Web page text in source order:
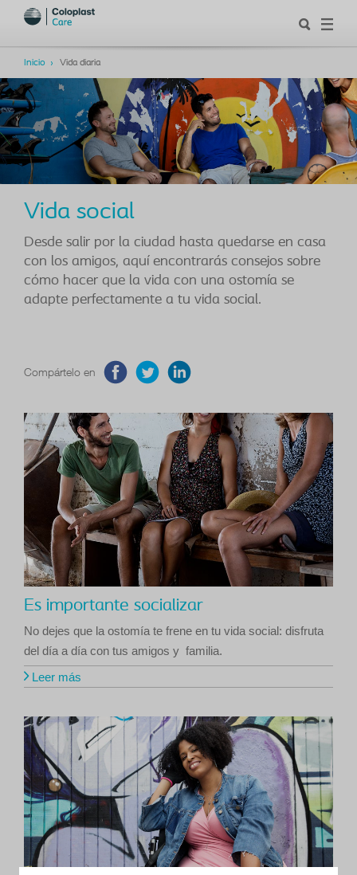
Inicio Vida diaria
Vida social
Desde salir por la ciudad hasta quedarse en casa
con los amigos, aquí encontrarás consejos sobre
cómo hacer que la vida con una ostomía se
adapte perfectamente a tu vida social.
Compártelo en
Es importante socializar
No dejes que la ostomía te frene en tu vida social: disfruta
del día a día con tus amigos y familia.
Leer más